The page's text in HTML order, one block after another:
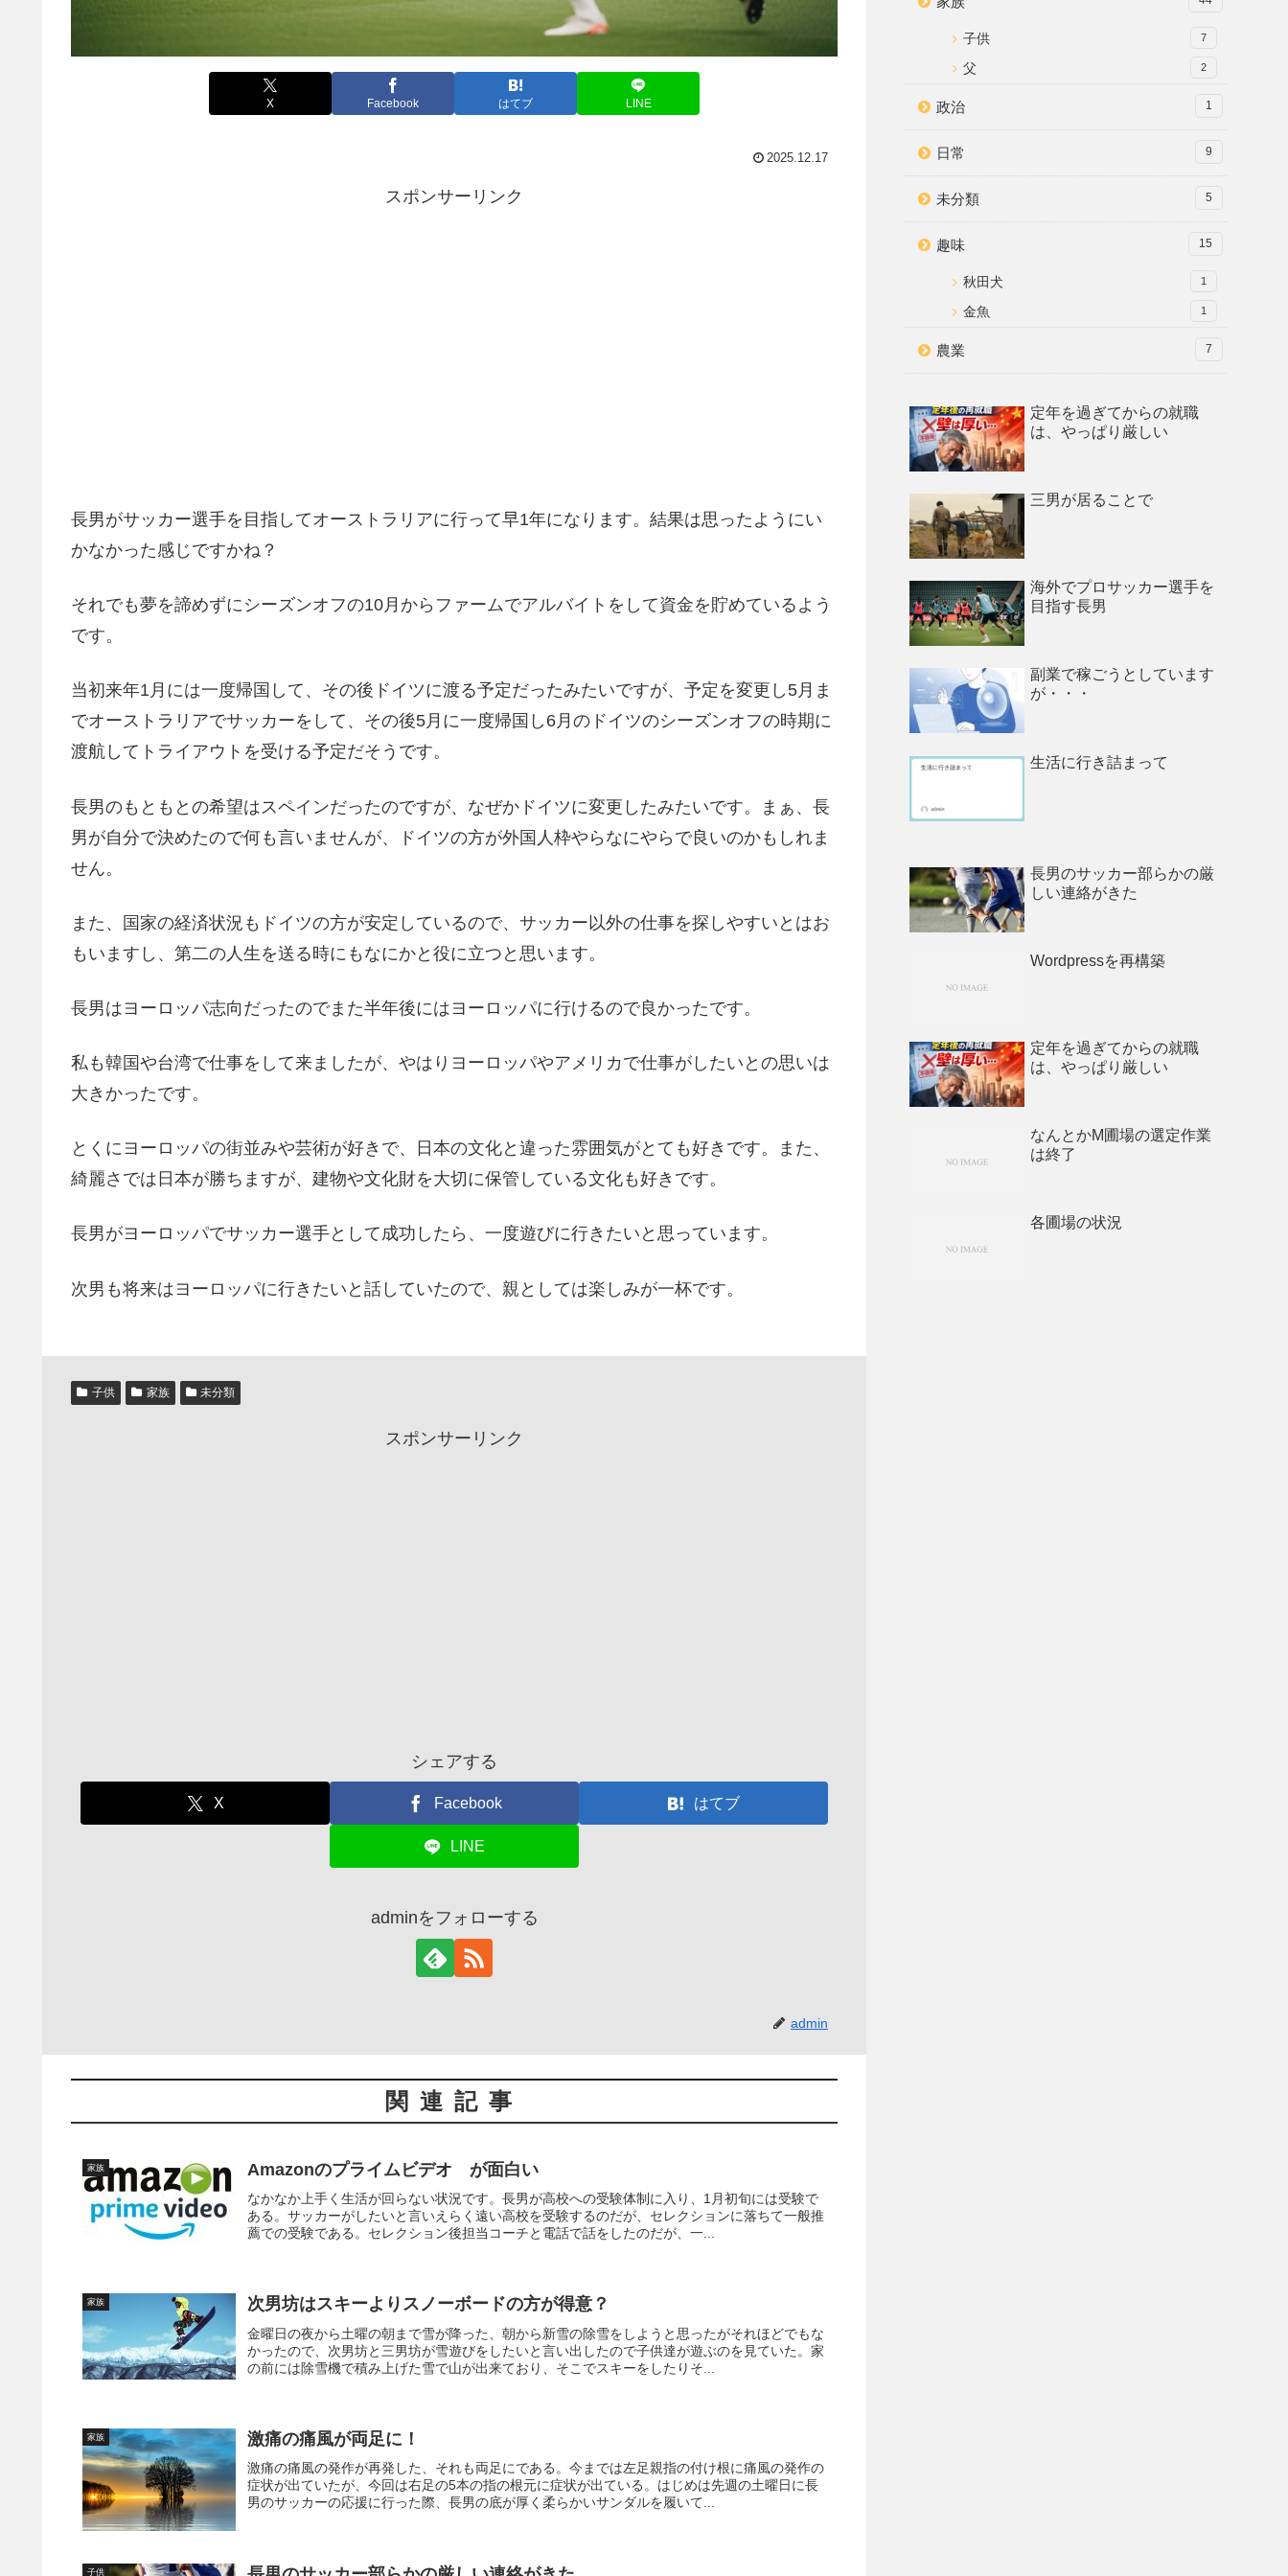
X Facebook はてブ LINE
2025.12.17
スポンサーリンク
長男がサッカー選手を目指してオーストラリアに行って早1年になります。結果は思ったようにい
かなかった感じですかね？
それでも夢を諦めずにシーズンオフの10月からファームでアルバイトをして資金を貯めているよう
です。
当初来年1月には一度帰国して、その後ドイツに渡る予定だったみたいですが、予定を変更し5月ま
でオーストラリアでサッカーをして、その後5月に一度帰国し6月のドイツのシーズンオフの時期に
渡航してトライアウトを受ける予定だそうです。
長男のもともとの希望はスペインだったのですが、なぜかドイツに変更したみたいです。まぁ、長
男が自分で決めたので何も言いませんが、ドイツの方が外国人枠やらなにやらで良いのかもしれま
せん。
また、国家の経済状況もドイツの方が安定しているので、サッカー以外の仕事を探しやすいとはお
もいますし、第二の人生を送る時にもなにかと役に立つと思います。
長男はヨーロッパ志向だったのでまた半年後にはヨーロッパに行けるので良かったです。
私も韓国や台湾で仕事をして来ましたが、やはりヨーロッパやアメリカで仕事がしたいとの思いは
大きかったです。
とくにヨーロッパの街並みや芸術が好きで、日本の文化と違った雰囲気がとても好きです。また、
綺麗さでは日本が勝ちますが、建物や文化財を大切に保管している文化も好きです。
長男がヨーロッパでサッカー選手として成功したら、一度遊びに行きたいと思っています。
次男も将来はヨーロッパに行きたいと話していたので、親としては楽しみが一杯です。
子供 家族 未分類
スポンサーリンク
シェアする
X Facebook はてブ
LINE
adminをフォローする
admin
関連記事
家族 Amazonのプライムビデオ が面白い
なかなか上手く生活が回らない状況です。長男が高校への受験体制に入り、1月初旬には受験で
ある。サッカーがしたいと言いえらく遠い高校を受験するのだが、セレクションに落ちて一般推
薦での受験である。セレクション後担当コーチと電話で話をしたのだが、一...
家族 次男坊はスキーよりスノーボードの方が得意？
金曜日の夜から土曜の朝まで雪が降った、朝から新雪の除雪をしようと思ったがそれほどでもな
かったので、次男坊と三男坊が雪遊びをしたいと言い出したので子供達が遊ぶのを見ていた。家
の前には除雪機で積み上げた雪で山が出来ており、そこでスキーをしたりそ...
家族 激痛の痛風が両足に！
激痛の痛風の発作が再発した、それも両足にである。今までは左足親指の付け根に痛風の発作の
症状が出ていたが、今回は右足の5本の指の根元に症状が出ている。はじめは先週の土曜日に長
男のサッカーの応援に行った際、長男の底が厚く柔らかいサンダルを履いて...
子供
子供 7
父 2
政治 1
日常 9
未分類 5
趣味 15
秋田犬 1
金魚 1
農業 7
定年を過ぎてからの就職
は、やっぱり厳しい
三男が居ることで
海外でプロサッカー選手を
目指す長男
副業で稼ごうとしています
が・・・
生活に行き詰まって
長男のサッカー部らかの厳
しい連絡がきた
Wordpressを再構築
定年を過ぎてからの就職
は、やっぱり厳しい
なんとかM圃場の選定作業
は終了
各圃場の状況